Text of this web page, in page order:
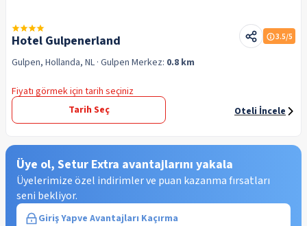
Hotel Gulpenerland 3.5/5
Gulpen, Hollanda, NL · Gulpen Merkez: 0.8 km
Fiyatı görmek için tarih seçiniz
Tarih Seç
Oteli İncele
Üye ol, Setur Extra avantajlarını yakala
Üyelerimize özel indirimler ve puan kazanma fırsatları
seni bekliyor.
Giriş Yapve Avantajları Kaçırma